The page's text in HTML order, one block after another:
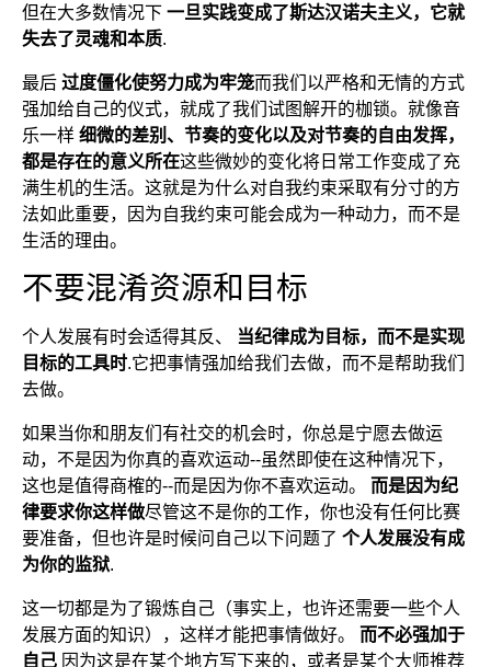
但在大多数情况下 一旦实践变成了斯达汉诺夫主义，它就
失去了灵魂和本质.
最后 过度僵化使努力成为牢笼而我们以严格和无情的方式
强加给自己的仪式，就成了我们试图解开的枷锁。就像音
乐一样 细微的差别、节奏的变化以及对节奏的自由发挥，
都是存在的意义所在这些微妙的变化将日常工作变成了充
满生机的生活。这就是为什么对自我约束采取有分寸的方
法如此重要，因为自我约束可能会成为一种动力，而不是
生活的理由。
不要混淆资源和目标
个人发展有时会适得其反、
当纪律成为目标，而不是实现
目标的工具时.它把事情强加给我们去做，而不是帮助我们
去做。
如果当你和朋友们有社交的机会时，你总是宁愿去做运
动，不是因为你真的喜欢运动--虽然即使在这种情况下，
这也是值得商榷的--而是因为你不喜欢运动。 而是因为纪
律要求你这样做尽管这不是你的工作，你也没有任何比赛
要准备，但也许是时候问自己以下问题了 个人发展没有成
为你的监狱.
这一切都是为了锻炼自己（事实上，也许还需要一些个人
发展方面的知识），这样才能把事情做好。 而不必强加于
自己 因为这是在某个地方写下来的，或者是某个大师推荐